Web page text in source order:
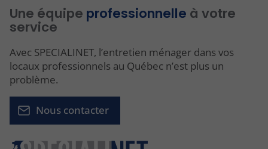
Une équipe professionnelle à votre
service
Avec SPECIALINET, l’entretien ménager dans vos
locaux professionnels au Québec n’est plus un
problème.
Nous contacter